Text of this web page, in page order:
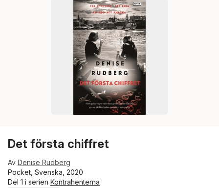
Det första chiffret
Av Denise Rudberg
Pocket, Svenska, 2020
Del 1 i serien Kontrahenterna